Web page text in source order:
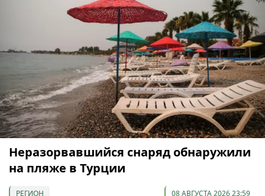
Неразорвавшийся снаряд обнаружили
на пляже в Турции
РЕГИОН 08 АВГУСТА 2026 23:59